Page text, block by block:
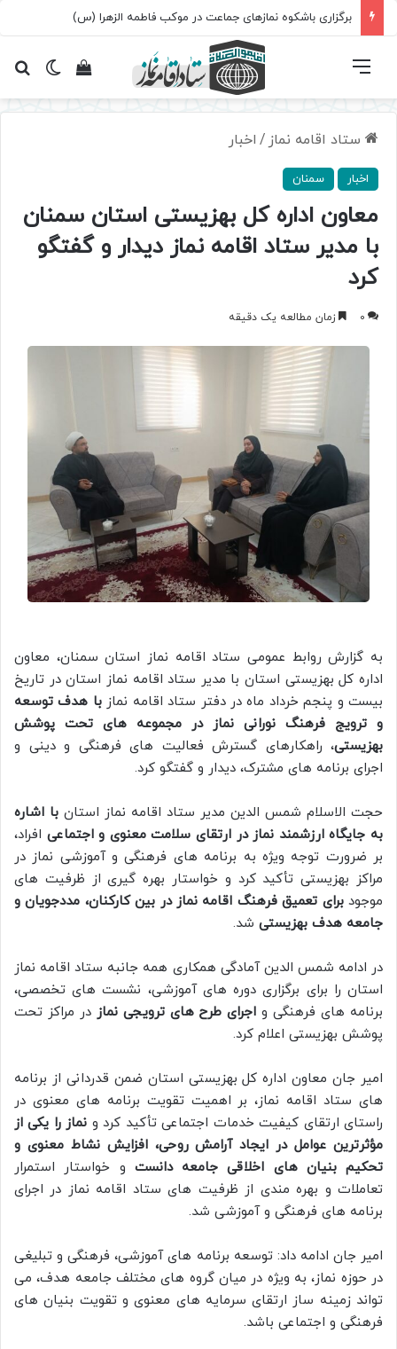
برگزاری باشکوه نمازهای جماعت در موکب فاطمه الزهرا (س)
تغییرمشاهده فهرست
ستاد اقامه نماز / اخبار
اخبار سمنان
معاون اداره کل بهزیستی استان سمنان
با مدیر ستاد اقامه نماز دیدار و گفتگو
کرد
0 زمان مطالعه یک دقیقه
به گزارش روابط عمومی ستاد اقامه نماز استان سمنان، معاون
اداره کل بهزیستی استان با مدیر ستاد اقامه نماز استان در تاریخ
بیست و پنجم خرداد ماه در دفتر ستاد اقامه نمازبا هدف توسعه
و ترویج فرهنگ نورانی نماز در مجموعه‌ های تحت پوشش
بهزیستی، راهکارهای گسترش فعالیت‌ های فرهنگی و دینی و
اجرای برنامه‌ های مشترک، دیدار و گفتگو کرد.
حجت الاسلام شمس الدین مدیر ستاد اقامه نماز استان با اشاره
به جایگاه ارزشمند نماز در ارتقای سلامت معنوی و اجتماعی افراد،
بر ضرورت توجه ویژه به برنامه‌ های فرهنگی و آموزشی نماز در
مراکز بهزیستی تأکید کرد و خواستار بهره‌ گیری از ظرفیت‌ های
موجودبرای تعمیق فرهنگ اقامه نماز در بین کارکنان، مددجویان و
جامعه هدف بهزیستی شد.
در ادامه شمس الدین آمادگی همکاری همه جانبه ستاد اقامه نماز
استان را برای برگزاری دوره‌ های آموزشی، نشست‌ های تخصصی،
برنامه‌ های فرهنگی و اجرای طرح‌ های ترویجی نماز در مراکز تحت
پوشش بهزیستی اعلام کرد.
امیر جان معاون اداره کل بهزیستی استان ضمن قدردانی از برنامه
های ستاد اقامه نماز، بر اهمیت تقویت برنامه‌ های معنوی در
راستای ارتقای کیفیت خدمات اجتماعی تأکید کرد و نماز را یکی از
مؤثرترین عوامل در ایجاد آرامش روحی، افزایش نشاط معنوی و
تحکیم بنیان‌ های اخلاقی جامعه دانست و خواستار استمرار
تعاملات و بهره‌ مندی از ظرفیت‌ های ستاد اقامه نماز در اجرای
برنامه‌ های فرهنگی و آموزشی شد.
امیر جان ادامه داد: توسعه برنامه‌ های آموزشی، فرهنگی و تبلیغی
در حوزه نماز، به‌ ویژه در میان گروه‌ های مختلف جامعه هدف، می‌
تواند زمینه‌ ساز ارتقای سرمایه‌ های معنوی و تقویت بنیان‌ های
فرهنگی و اجتماعی باشد.